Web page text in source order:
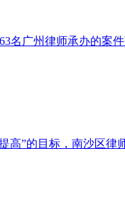
名广州律师承办的案
”的目标，南沙区律